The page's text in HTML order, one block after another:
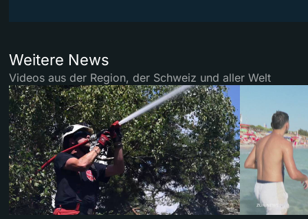
Weitere News
Videos aus der Region, der Schweiz und aller Welt